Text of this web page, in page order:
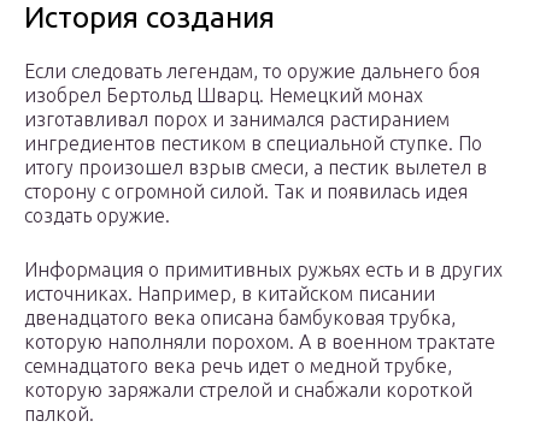
История создания
Если следовать легендам, то оружие дальнего боя
изобрел Бертольд Шварц. Немецкий монах
изготавливал порох и занимался растиранием
ингредиентов пестиком в специальной ступке. По
итогу произошел взрыв смеси, а пестик вылетел в
сторону с огромной силой. Так и появилась идея
создать оружие.
Информация о примитивных ружьях есть и в других
источниках. Например, в китайском писании
двенадцатого века описана бамбуковая трубка,
которую наполняли порохом. А в военном трактате
семнадцатого века речь идет о медной трубке,
которую заряжали стрелой и снабжали короткой
палкой.